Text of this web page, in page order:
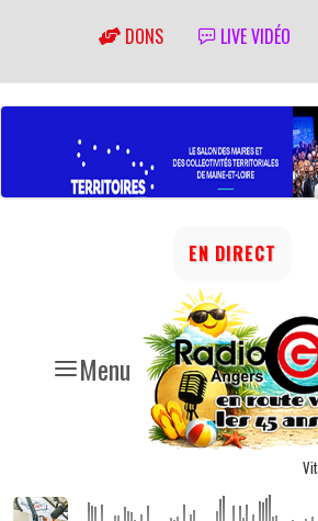
DONS LIVE VIDÉO
Menu
EN DIRECT